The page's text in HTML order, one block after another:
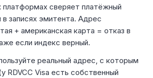
платформах сверяет платёжный
записях эмитента. Адрес
+ американская карта = отказ в
если индекс верный.
реальный адрес, с которым
RDVCC Visa есть собственный